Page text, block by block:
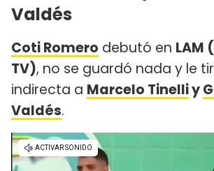
Valdés
Coti Romero debutó en LAM
TV), no se guardó nada y le
indirecta a Marcelo Tinelliy
Valdés.